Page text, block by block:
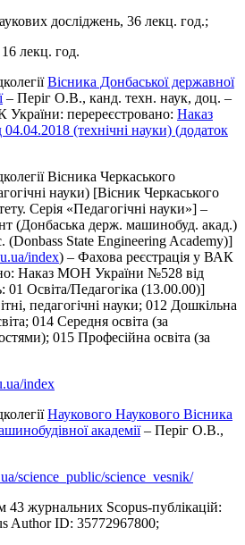
досліджень, 36 лекц. год.;
лекц. год.
Вісника Донбаської державної
– Періг О.В., канд. техн. наук, доц. –
України: перереєстровано: Наказ
(технічні науки) (додаток
Вісника Черкаського
науки) [Вісник Черкаського
Серія «Педагогічні науки»] –
(Донбаська держ. машинобуд. акад.)
(Donbass State Engineering Academy)]
index) – Фахова реєстрація у ВАК
Наказ МОН України №528 від
01 Освіта/Педагогіка (13.00.00)]
педагогічні науки; 012 Дошкільна
014 Середня освіта (за
015 Професійна освіта (за
index
Наукового Наукового Вісника
академії– Періг О.В.,
science_public/science_vesnik/
43 журнальних Scopus-публікацій:
Author ID: 35772967800;